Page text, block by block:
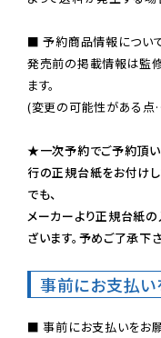
■ 予約商品情報につい
発売前の掲載情報は監
ます。
(変更の可能性がある点
★一次予約でご予約頂い
行の正規台紙をお付け
でも、
メーカーより正規台紙
ざいます。予めご了承下
事前にお支払い
■ 事前にお支払いをお